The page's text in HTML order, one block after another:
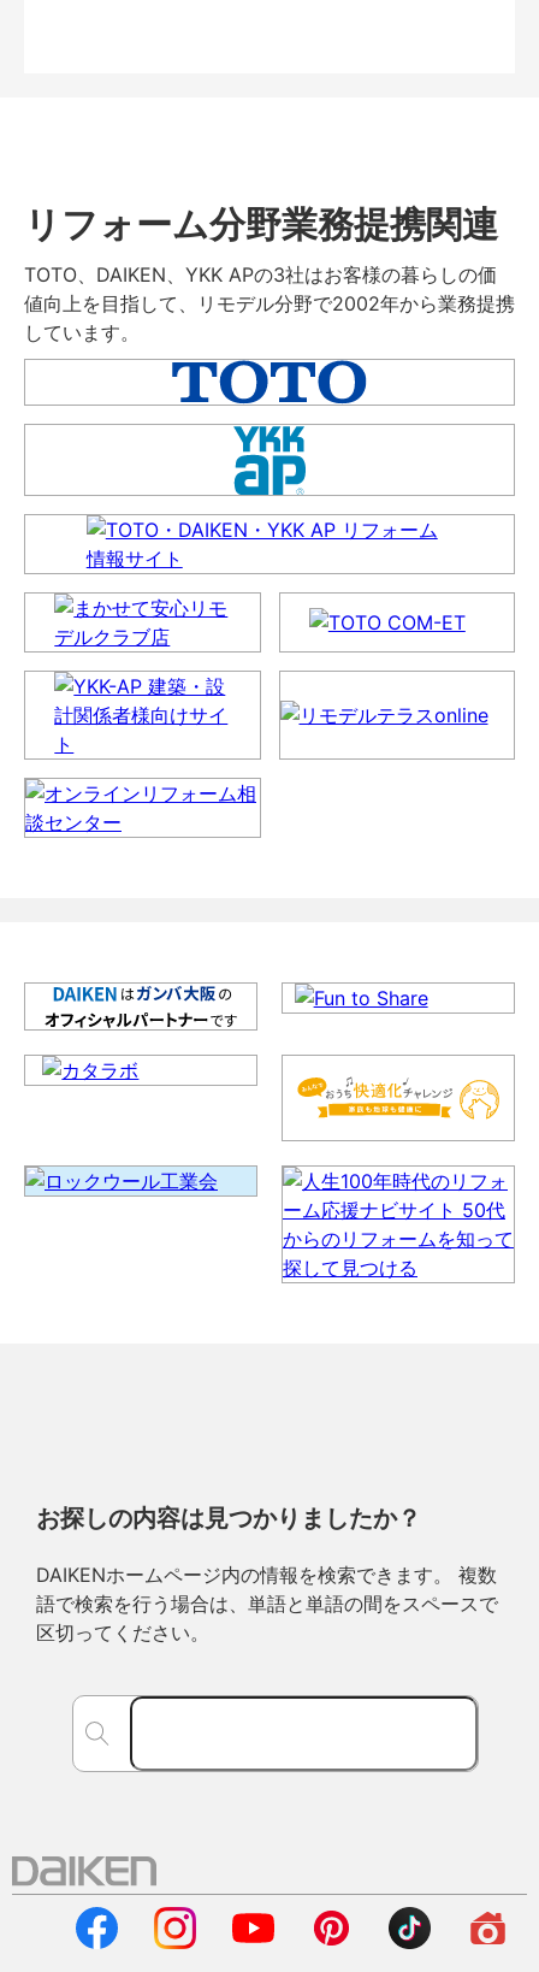
リフォーム分野業務提携関連
TOTO、DAIKEN、YKK APの3社はお客様の暮らしの価
値向上を目指して、リモデル分野で2002年から業務提携
しています。
お探しの内容は見つかりましたか？
DAIKENホームページ内の情報を検索できます。 複数
語で検索を行う場合は、単語と単語の間をスペースで
区切ってください。